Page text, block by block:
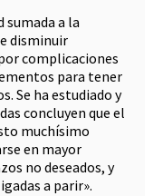
sumada a la
disminuir
complicaciones
para tener
Se ha estudiado y
concluyen que el
muchísimo
en mayor
no deseados, y
a parir».